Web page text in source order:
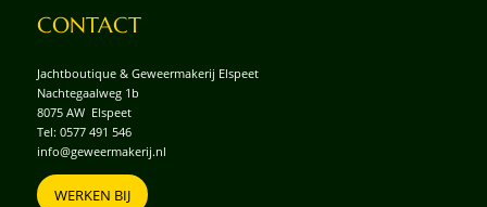
CONTACT
Jachtboutique & Geweermakerij Elspeet
Nachtegaalweg 1b
8075 AW Elspeet
Tel: 0577 491 546
info@geweermakerij.nl
WERKEN BIJ